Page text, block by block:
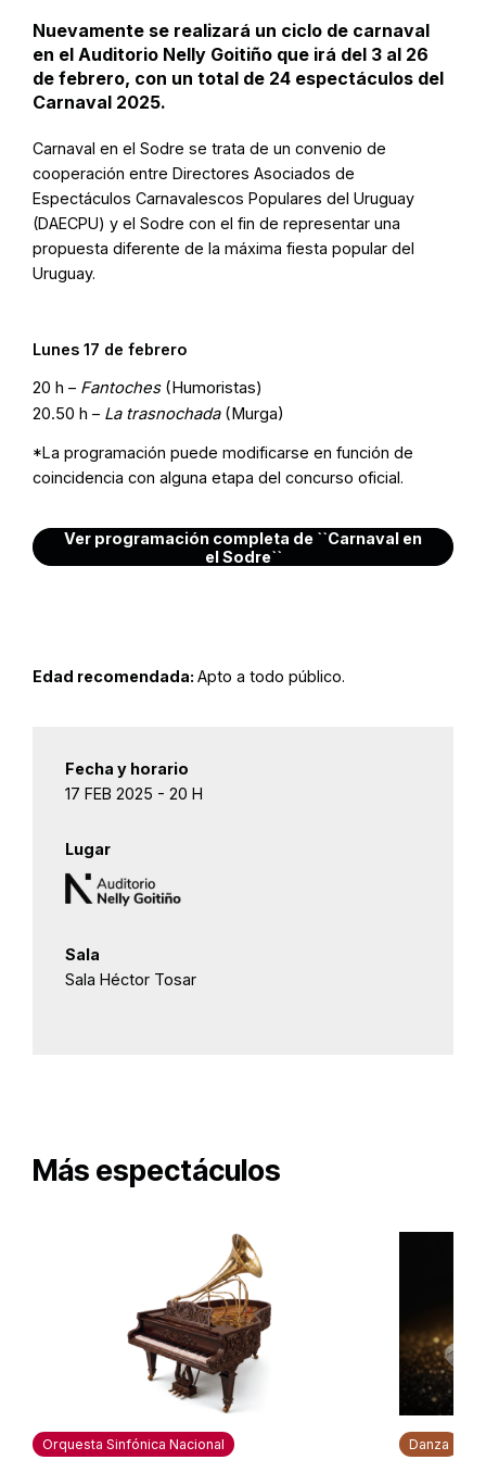
Nuevamente se realizará un ciclo de carnaval
en el Auditorio Nelly Goitiño que irá del 3 al 26
de febrero, con un total de 24 espectáculos del
Carnaval 2025.
Carnaval en el Sodre se trata de un convenio de
cooperación entre Directores Asociados de
Espectáculos Carnavalescos Populares del Uruguay
(DAECPU) y el Sodre con el fin de representar una
propuesta diferente de la máxima fiesta popular del
Uruguay.
Lunes 17 de febrero
20 h – Fantoches (Humoristas)
20.50 h – La trasnochada(Murga)
*La programación puede modificarse en función de
coincidencia con alguna etapa del concurso oficial.
Ver programación completa de ``Carnaval en
el Sodre``
Edad recomendada: Apto a todo público.
Fecha y horario
17 FEB 2025 - 20 H
Lugar
Sala
Sala Héctor Tosar
Más espectáculos
Orquesta Sinfónica Nacional Danza